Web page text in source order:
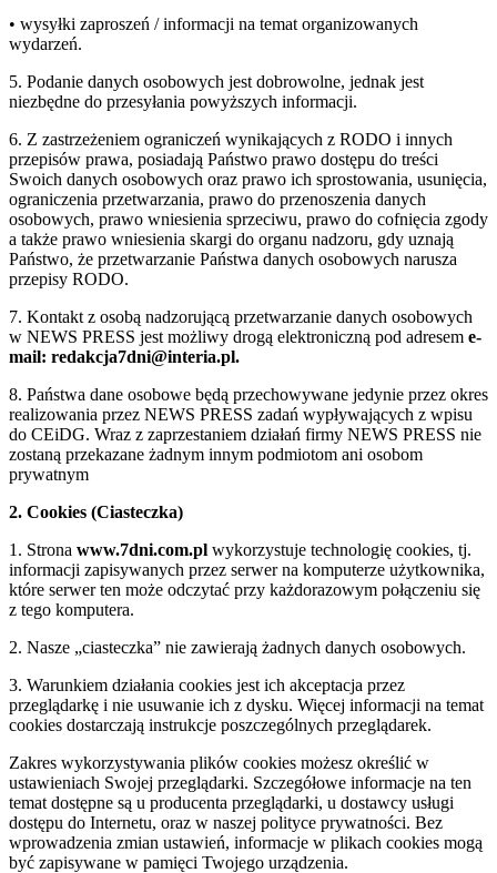
• wysyłki zaproszeń / informacji na temat organizowanych
wydarzeń.
5. Podanie danych osobowych jest dobrowolne, jednak jest
niezbędne do przesyłania powyższych informacji.
6. Z zastrzeżeniem ograniczeń wynikających z RODO i innych
przepisów prawa, posiadają Państwo prawo dostępu do treści
Swoich danych osobowych oraz prawo ich sprostowania, usunięcia,
ograniczenia przetwarzania, prawo do przenoszenia danych
osobowych, prawo wniesienia sprzeciwu, prawo do cofnięcia zgody
a także prawo wniesienia skargi do organu nadzoru, gdy uznają
Państwo, że przetwarzanie Państwa danych osobowych narusza
przepisy RODO.
7. Kontakt z osobą nadzorującą przetwarzanie danych osobowych
w NEWS PRESS jest możliwy drogą elektroniczną pod adresem e-
mail: redakcja7dni@interia.pl.
8. Państwa dane osobowe będą przechowywane jedynie przez okres
realizowania przez NEWS PRESS zadań wypływających z wpisu
do CEiDG. Wraz z zaprzestaniem działań firmy NEWS PRESS nie
zostaną przekazane żadnym innym podmiotom ani osobom
prywatnym
2. Cookies (Ciasteczka)
1. Strona www.7dni.com.pl wykorzystuje technologię cookies, tj.
informacji zapisywanych przez serwer na komputerze użytkownika,
które serwer ten może odczytać przy każdorazowym połączeniu się
z tego komputera.
2. Nasze „ciasteczka” nie zawierają żadnych danych osobowych.
3. Warunkiem działania cookies jest ich akceptacja przez
przeglądarkę i nie usuwanie ich z dysku. Więcej informacji na temat
cookies dostarczają instrukcje poszczególnych przeglądarek.
Zakres wykorzystywania plików cookies możesz określić w
ustawieniach Swojej przeglądarki. Szczegółowe informacje na ten
temat dostępne są u producenta przeglądarki, u dostawcy usługi
dostępu do Internetu, oraz w naszej polityce prywatności. Bez
wprowadzenia zmian ustawień, informacje w plikach cookies mogą
być zapisywane w pamięci Twojego urządzenia.